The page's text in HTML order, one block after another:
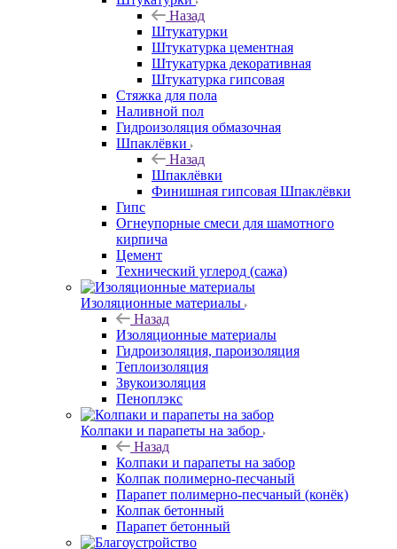
Назад
Штукатурки
Штукатурка цементная
Штукатурка декоративная
Штукатурка гипсовая
Стяжка для пола
Наливной пол
Гидроизоляция обмазочная
Шпаклёвки
Назад
Шпаклёвки
Финишная гипсовая Шпаклёвки
Гипс
Огнеупорные смеси для шамотного
кирпича
Цемент
Технический углерод (сажа)
Изоляционные материалы
Назад
Изоляционные материалы
Гидроизоляция, пароизоляция
Теплоизоляция
Звукоизоляция
Пеноплэкс
Колпаки и парапеты на забор
Назад
Колпаки и парапеты на забор
Колпак полимерно-песчаный
Парапет полимерно-песчаный (конёк)
Колпак бетонный
Парапет бетонный